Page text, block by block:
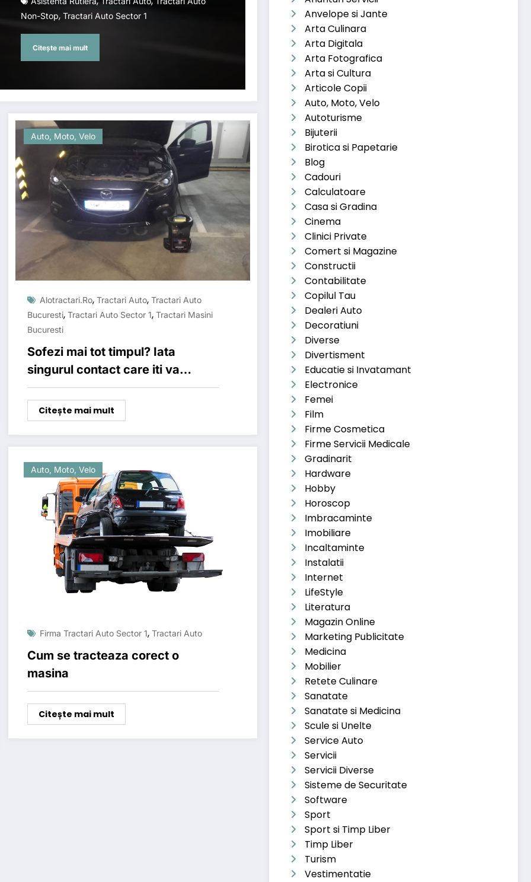
Non-Stop, Tractari Auto Sector 1
Citește mai mult
Auto, Moto, Velo
Alotractari.ro, Tractari Auto, Tractari Auto
Bucuresti, Tractari Auto Sector 1, Tractari Masini
Bucuresti
Sofezi mai tot timpul? Iata
singurul contact care iti va
rezolva probleme inerente
Citește mai mult
Auto, Moto, Velo
Firma Tractari Auto Sector 1, Tractari Auto
Cum se tracteaza corect o
masina
Citește mai mult
Anvelope si Jante
Arta Culinara
Arta Digitala
Arta Fotografica
Arta si Cultura
Articole Copii
Auto, Moto, Velo
Autoturisme
Bijuterii
Birotica si Papetarie
Blog
Cadouri
Calculatoare
Casa si Gradina
Cinema
Clinici Private
Comert si Magazine
Constructii
Contabilitate
Copilul Tau
Dealeri Auto
Decoratiuni
Diverse
Divertisment
Educatie si Invatamant
Electronice
Femei
Film
Firme Cosmetica
Firme Servicii Medicale
Gradinarit
Hardware
Hobby
Horoscop
Imbracaminte
Imobiliare
Incaltaminte
Instalatii
Internet
LifeStyle
Literatura
Magazin Online
Marketing Publicitate
Medicina
Mobilier
Retete Culinare
Sanatate
Sanatate si Medicina
Scule si Unelte
Service Auto
Servicii
Servicii Diverse
Sisteme de Securitate
Software
Sport
Sport si Timp Liber
Timp Liber
Turism
Vestimentatie